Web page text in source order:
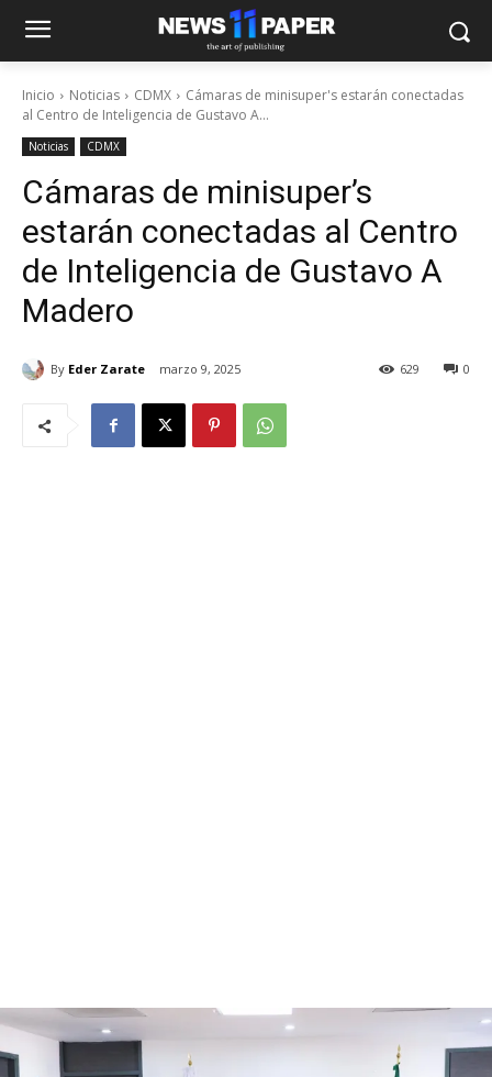
Inicio Noticias CDMX
Cámaras de minisuper's estarán conectadas
al Centro de Inteligencia de Gustavo A...
Noticias CDMX
Cámaras de minisuper’s
estarán conectadas al Centro
de Inteligencia de Gustavo A
Madero
By Eder Zarate marzo 9, 2025 0
629